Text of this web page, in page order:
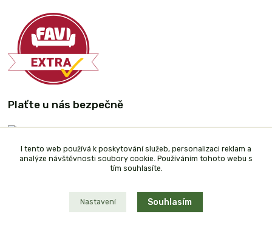
Plaťte u nás bezpečně
I tento web používá k poskytování služeb, personalizaci reklam a
analýze návštěvnosti soubory cookie. Používáním tohoto webu s
tím souhlasíte.
Nastavení Souhlasím